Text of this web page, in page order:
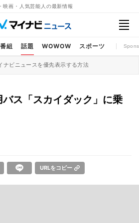
映画・人気芸能人の最新情報
組 話題 WOWOW スポーツ
ナビニュースを優先表示する方法
ス「スカイダック」に乗
URLをコピー